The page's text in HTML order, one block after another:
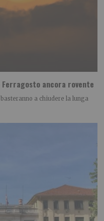
Ferragosto ancora rovente
a chiudere la lunga